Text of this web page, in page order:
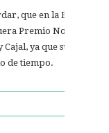
que en la Escuela de
Premio Nobel de
Cajal, ya que su padre,
de tiempo.